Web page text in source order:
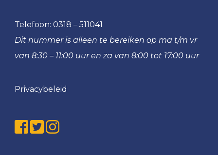
Telefoon: 0318 – 511041
Dit nummer is alleen te bereiken op ma t/m vr
van 8:30 – 11:00 uur en za van 8:00 tot 17:00 uur
Privacybeleid